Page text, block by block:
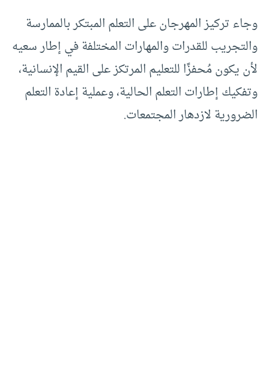
وجاء تركيز المهرجان على التعلم المبتكر بالممارسة
والتجريب للقدرات والمهارات المختلفة في إطار سعيه
لأن يكون مُحفزًا للتعليم المرتكز على القيم الإنسانية،
وتفكيك إطارات التعلم الحالية، وعملية إعادة التعلم
الضرورية لازدهار المجتمعات.